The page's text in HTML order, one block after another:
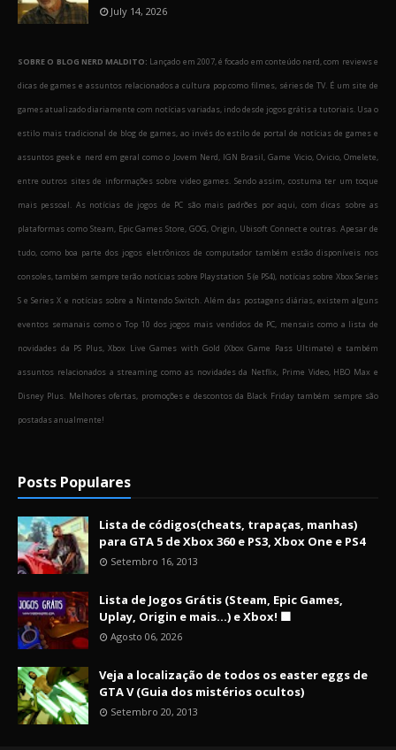
July 14, 2026
SOBRE O BLOG NERD MALDITO: Lançado em 2007, é focado em conteúdo nerd, com reviews e
dicas de games e assuntos relacionados a cultura pop como filmes, séries de TV. É um site de
games atualizado diariamente com notícias variadas, indo desde jogos grátis a tutoriais. Usa o
estilo mais tradicional de blog de games, ao invés do estilo de portal de notícias de games e
assuntos geek e nerd em geral como o Jovem Nerd, IGN Brasil, Game Vicio, Ovicio, Omelete,
entre outros sites de informações sobre video games. Sendo assim, costuma ter um toque
mais pessoal. As notícias de jogos de PC são mais padrões por aqui, com dicas sobre as
plataformas como Steam, Epic Games Store, GOG, Origin, Ubisoft Connect e outras. Apesar de
tudo, como boa parte dos jogos eletrônicos de computador também estão disponíveis nos
consoles, também sempre terão notícias sobre Playstation 5 (e PS4), notícias sobre Xbox Series
S e Series X e notícias sobre a Nintendo Switch. Além das postagens diárias, existem alguns
eventos semanais como o Top 10 dos jogos mais vendidos de PC, mensais como a lista de
novidades da PS Plus, Xbox Live Games with Gold (Xbox Game Pass Ultimate) e também
assuntos relacionados a streaming como as novidades da Netflix, Prime Video, HBO Max e
Disney Plus. Melhores ofertas, promoções e descontos da Black Friday também sempre são
postadas anualmente!
Posts Populares
Lista de códigos(cheats, trapaças, manhas)
para GTA 5 de Xbox 360 e PS3, Xbox One e PS4
Setembro 16, 2013
Lista de Jogos Grátis (Steam, Epic Games,
Uplay, Origin e mais...) e Xbox! 🟩
Agosto 06, 2026
Veja a localização de todos os easter eggs de
GTA V (Guia dos mistérios ocultos)
Setembro 20, 2013